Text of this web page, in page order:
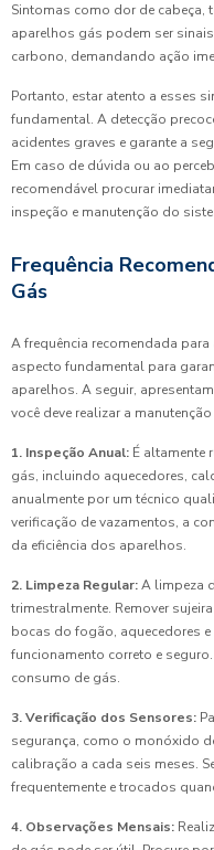
Sintomas como dor de cabeça,
aparelhos gás podem ser
carbono, demandando ação
Portanto, estar atento a esses
fundamental. A detecção
acidentes graves e garante a
Em caso de dúvida ou ao
recomendável procurar
inspeção e manutenção do
Frequência
Gás
A frequência recomendada
aspecto fundamental para
aparelhos. A seguir,
você deve realizar a
1. Inspeção Anual: É altamente
gás, incluindo aquecedores,
anualmente por um técnico
verificação de vazamentos, a
da eficiência dos aparelhos.
2. Limpeza Regular:A limpeza
trimestralmente. Remover
bocas do fogão, aquecedores
funcionamento correto e
consumo de gás.
3. Verificação dos Sensores:
segurança, como o monóxido
calibração a cada seis meses.
frequentemente e trocados
4. Observações Mensais: